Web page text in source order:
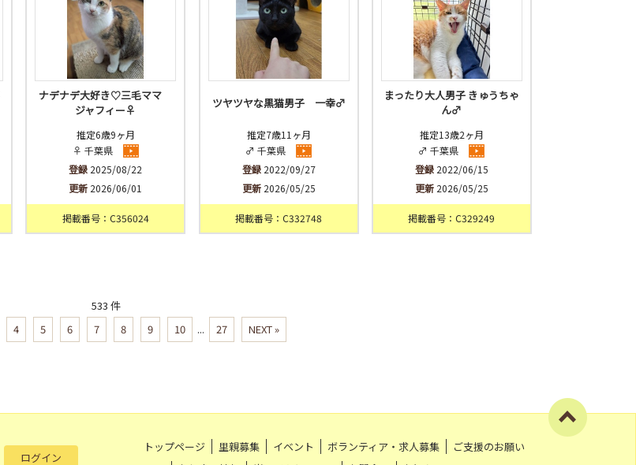
ナデナデ大好き♡三毛ママ
ジャフィー♀
推定6歳9ヶ月
♀ 千葉県
登録 2025/08/22
更新 2026/06/01
掲載番号：C356024
ツヤツヤな黒猫男子 一幸♂
推定7歳11ヶ月
♂ 千葉県
登録2022/09/27
更新2026/05/25
掲載番号：C332748
まったり大人男子 きゅうちゃ
ん♂
推定13歳2ヶ月
♂ 千葉県
登録2022/06/15
更新2026/05/25
掲載番号：C329249
533 件
4 5 6 7 8 9 10 ... 27 NEXT »
ログイン
トップページ 里親募集 イベント ボランティア・求人募集
ご支援のお願い